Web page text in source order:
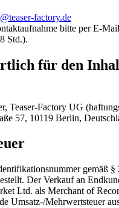
factory.de
bitte per E-
Std.).
für den
Teaser-Factory UG
57, 10119 Berlin,
gemäß
Der Verkauf an
Ltd. als Merchant of
Umsatz-/Mehrwertsteuer